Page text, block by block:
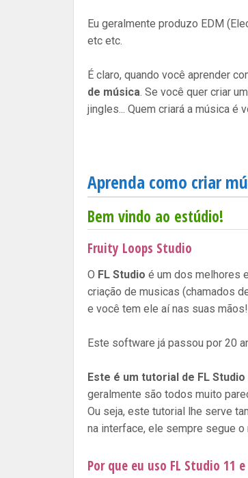
Eu geralmente produzo EDM
etc etc.
É claro, quando você aprender
de música. Se você quer criar
jingles... Quem criará a música é
Aprenda como criar
Bem vindo ao estúdio!
Fruity Loops Studio
O FL Studio é um dos melhores
criação de musicas (chamados
e você tem ele aí nas suas mãos!
Este software já passou por 20
Este é um tutorial de FL Studio
geralmente são todos muito
Ou seja, este tutorial lhe serve
na interface, ele sempre segue o
Por que eu uso FL Studio 11